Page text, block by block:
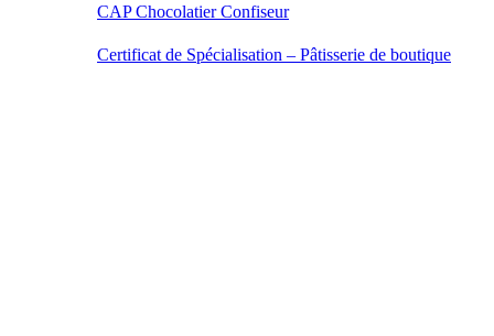
CAP Chocolatier Confiseur
Certificat de Spécialisation – Pâtisserie de boutique